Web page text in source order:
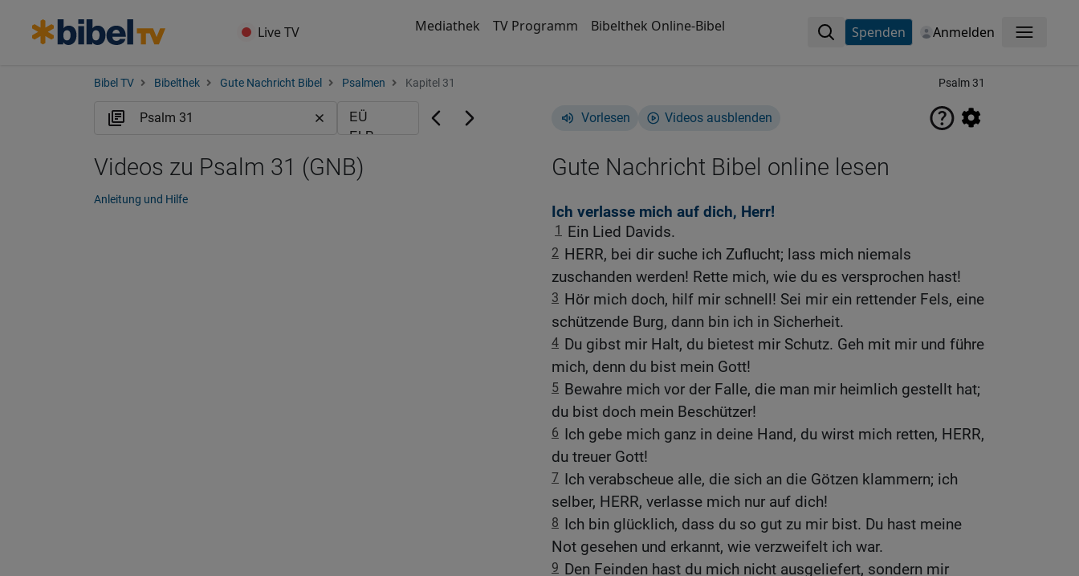
Live TV Mediathek TV Programm Bibelthek Online-Bibel Spenden Anmelden Menü
Bibel TV Bibelthek Gute Nachricht Bibel Psalmen Kapitel 31 Psalm 31
Vorlesen Videos ausblenden
Gute Nachricht Bibel online lesen
Ich verlasse mich auf dich, Herr!
1 Ein Lied Davids.
2 HERR, bei dir suche ich Zuflucht; lass mich niemals
zuschanden werden! Rette mich, wie du es versprochen hast!
3 Hör mich doch, hilf mir schnell! Sei mir ein rettender Fels, eine
schützende Burg, dann bin ich in Sicherheit.
4 Du gibst mir Halt, du bietest mir Schutz. Geh mit mir und führe
mich, denn du bist mein Gott!
5 Bewahre mich vor der Falle, die man mir heimlich gestellt hat;
du bist doch mein Beschützer!
6 Ich gebe mich ganz in deine Hand, du wirst mich retten, HERR,
du treuer Gott!
7 Ich verabscheue alle, die sich an die Götzen klammern; ich
selber, HERR, verlasse mich nur auf dich!
8 Ich bin glücklich, dass du so gut zu mir bist. Du hast meine
Not gesehen und erkannt, wie verzweifelt ich war.
9 Den Feinden hast du mich nicht ausgeliefert, sondern mir
Videos zu Psalm 31 (GNB)
Anleitung und Hilfe